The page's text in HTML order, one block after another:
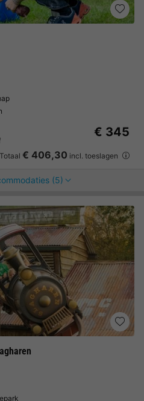
€ 345
Totaal € 406,30 incl. toeslagen
(5)